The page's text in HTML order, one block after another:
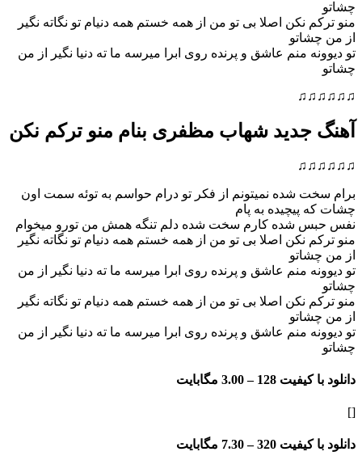
نکن اصلا بی تو من از همه خستم همه دنیام تو نگاته نگیر
منم عاشق و پرنده روی ابرا میرسه ما ته دنیا نگیر از من
شهاب مظفری بنام منو ترکم نکن
شده نمیتونم از فکر تو درام حواسم به توئه سمت اون
به پام
شده کارم سخت شده دلم تنگه همش من تورو میخوام
نکن اصلا بی تو من از همه خستم همه دنیام تو نگاته نگیر
منم عاشق و پرنده روی ابرا میرسه ما ته دنیا نگیر از من
نکن اصلا بی تو من از همه خستم همه دنیام تو نگاته نگیر
منم عاشق و پرنده روی ابرا میرسه ما ته دنیا نگیر از من
128 – 3.00 مگابایت
320 – 7.30 مگابایت